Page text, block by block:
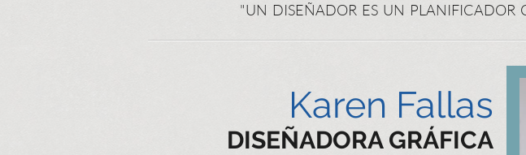
"UN DISEÑADOR ES UN PLANIFICADOR
Karen Fallas
DISEÑADORA GRÁFICA